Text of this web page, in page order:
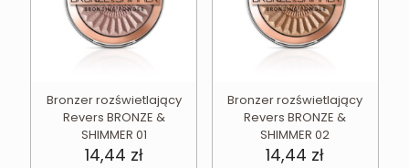
Bronzer rozświetlający
Revers BRONZE &
SHIMMER 01
14,44 zł
Bronzer rozświetlający
Revers BRONZE &
SHIMMER 02
14,44 zł